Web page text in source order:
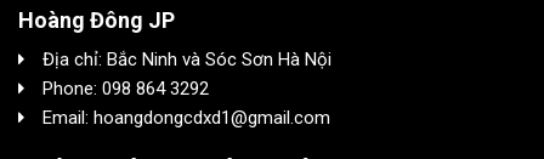
Hoàng Đông JP
Địa chỉ: Bắc Ninh và Sóc Sơn Hà Nội
Phone: 098 864 3292
Email: hoangdongcdxd1@gmail.com